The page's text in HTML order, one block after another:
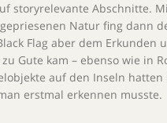
storyrelevante Abschnitte.
Natur fing dann
Flag aber dem Erkunden
Gute kam – ebenso wie in
auf den Inseln hatten
erstmal erkennen musste.